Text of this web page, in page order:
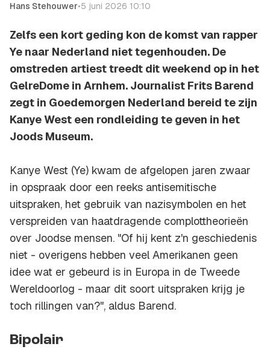
Hans Stehouwer•5 juni 2026 10:10
Zelfs een kort geding kon de komst van rapper
Ye naar Nederland niet tegenhouden. De
omstreden artiest treedt dit weekend op in het
GelreDome in Arnhem. Journalist Frits Barend
zegt in Goedemorgen Nederland bereid te zijn
Kanye West een rondleiding te geven in het
Joods Museum.
Kanye West (Ye) kwam de afgelopen jaren zwaar
in opspraak door een reeks antisemitische
uitspraken, het gebruik van nazisymbolen en het
verspreiden van haatdragende complottheorieën
over Joodse mensen. "Of hij kent z'n geschiedenis
niet - overigens hebben veel Amerikanen geen
idee wat er gebeurd is in Europa in de Tweede
Wereldoorlog - maar dit soort uitspraken krijg je
toch rillingen van?", aldus Barend.
Bipolair